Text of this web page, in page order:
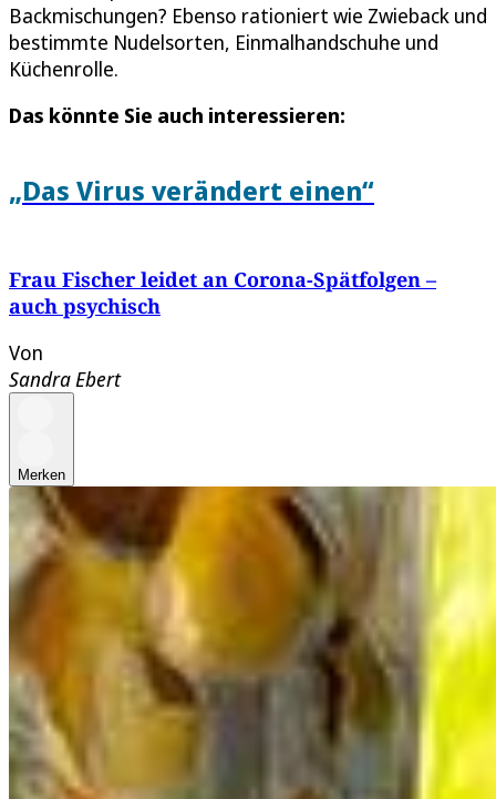
Backmischungen? Ebenso rationiert wie Zwieback und
bestimmte Nudelsorten, Einmalhandschuhe und
Küchenrolle.
Das könnte Sie auch interessieren:
„Das Virus verändert einen“
Frau Fischer leidet an Corona-Spätfolgen –
auch psychisch
Von
Sandra Ebert
Merken